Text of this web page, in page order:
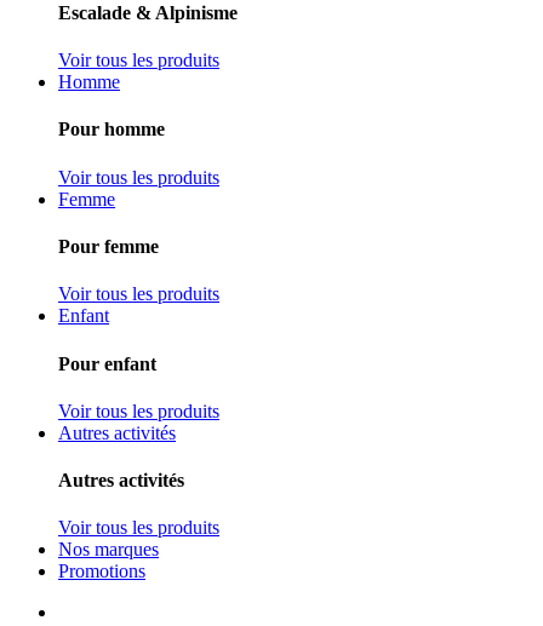
Escalade & Alpinisme
Voir tous les produits
Homme
Pour homme
Voir tous les produits
Femme
Pour femme
Voir tous les produits
Enfant
Pour enfant
Voir tous les produits
Autres activités
Autres activités
Voir tous les produits
Nos marques
Promotions